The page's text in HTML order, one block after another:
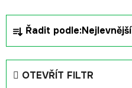
a
z
Řadit podle:Nejlevnější
OTEVŘÍT FILTR